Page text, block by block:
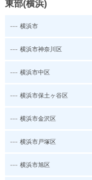
東部(横浜)
--- 横浜市
--- 横浜市神奈川区
--- 横浜市中区
--- 横浜市保土ヶ谷区
--- 横浜市金沢区
--- 横浜市戸塚区
--- 横浜市旭区